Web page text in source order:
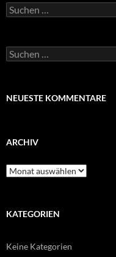
Suchen
nach:
Suchen
nach:
NEUESTE KOMMENTARE
ARCHIV
Archiv
KATEGORIEN
Keine Kategorien